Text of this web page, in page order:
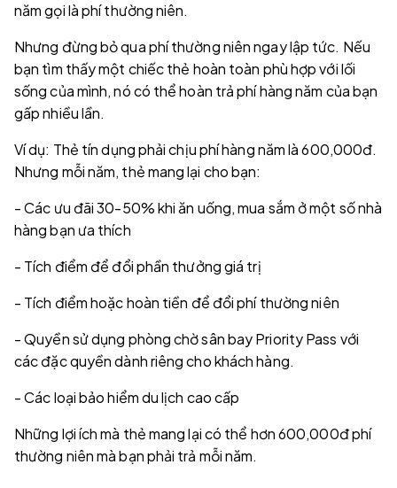
năm gọi là phí thường niên.
Nhưng đừng bỏ qua phí thường niên ngay lập tức. Nếu
bạn tìm thấy một chiếc thẻ hoàn toàn phù hợp với lối
sống của mình, nó có thể hoàn trả phí hàng năm của bạn
gấp nhiều lần.
Ví dụ: Thẻ tín dụng phải chịu phí hàng năm là 600,000đ.
Nhưng mỗi năm, thẻ mang lại cho bạn:
- Các ưu đãi 30-50% khi ăn uống, mua sắm ở một số nhà
hàng bạn ưa thích
- Tích điểm để đổi phần thưởng giá trị
- Tích điểm hoặc hoàn tiền để đổi phí thường niên
- Quyền sử dụng phòng chờ sân bay Priority Pass với
các đặc quyền dành riêng cho khách hàng.
- Các loại bảo hiểm du lịch cao cấp
Những lợi ích mà thẻ mang lại có thể hơn 600,000đ phí
thường niên mà bạn phải trả mỗi năm.